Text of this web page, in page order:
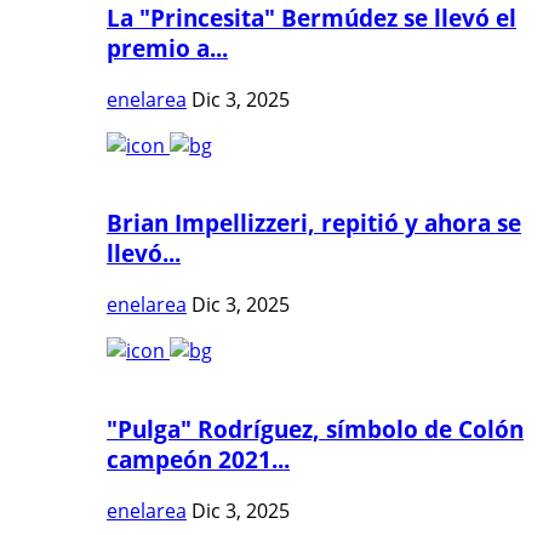
La "Princesita" Bermúdez se llevó el
premio a...
enelarea Dic 3, 2025
Brian Impellizzeri, repitió y ahora se
llevó...
enelarea Dic 3, 2025
"Pulga" Rodríguez, símbolo de Colón
campeón 2021...
enelarea Dic 3, 2025